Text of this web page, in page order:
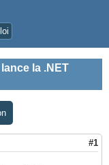
la .NET
#1